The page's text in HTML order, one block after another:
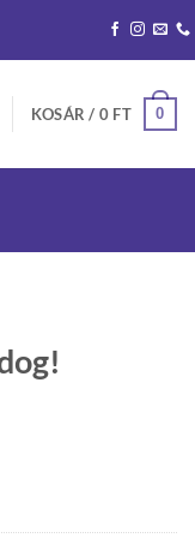
KOSÁR / 0 FT 0